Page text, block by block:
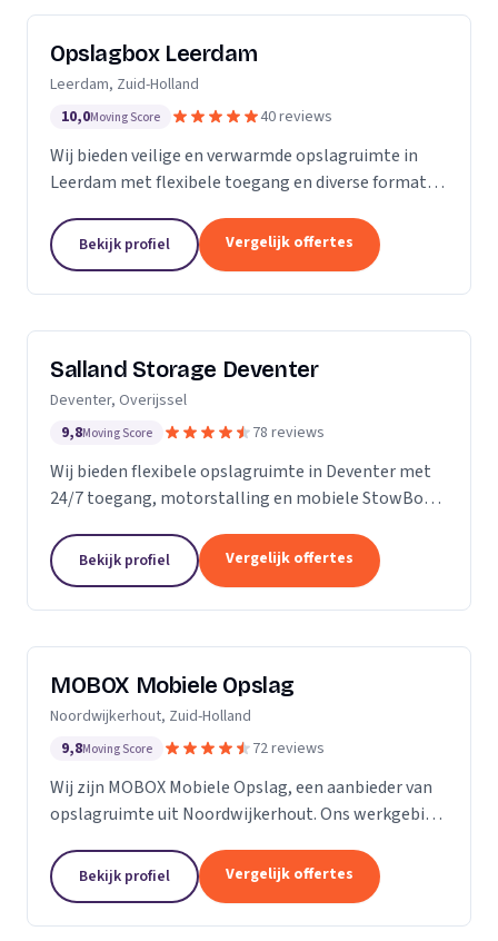
Opslagbox Leerdam
Leerdam, Zuid-Holland
10,0Moving Score 40 reviews
Wij bieden veilige en verwarmde opslagruimte in
Leerdam met flexibele toegang en diverse formaten
Bekijk profiel Vergelijk offertes
Salland Storage Deventer
Deventer, Overijssel
9,8Moving Score 78 reviews
Wij bieden flexibele opslagruimte in Deventer met
24/7 toegang, motorstalling en mobiele StowBox
Bekijk profiel Vergelijk offertes
MOBOX Mobiele Opslag
Noordwijkerhout, Zuid-Holland
9,8Moving Score 72 reviews
Wij zijn MOBOX Mobiele Opslag, een aanbieder van
opslagruimte uit Noordwijkerhout. Ons werkgebied
Bekijk profiel Vergelijk offertes